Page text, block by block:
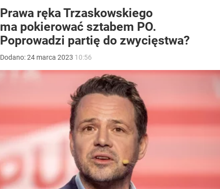
Prawa ręka Trzaskowskiego
ma pokierować sztabem PO.
Poprowadzi partię do zwycięstwa?
Dodano:24 marca 2023 10:56